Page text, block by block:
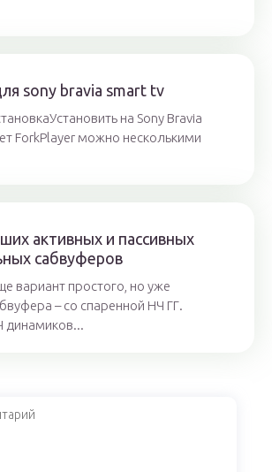
sony bravia smart tv
на Sony Bravia
ForkPlayer можно несколькими
активных и пассивных
сабвуферов
вариант простого, но уже
– со спаренной НЧ ГГ.
динамиков...